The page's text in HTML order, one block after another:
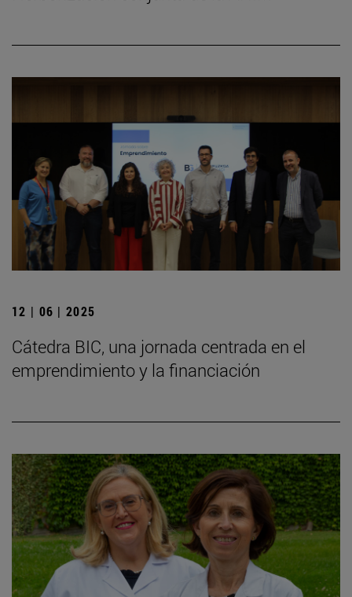
12 | 06 | 2025
Cátedra BIC, una jornada centrada en el
emprendimiento y la financiación